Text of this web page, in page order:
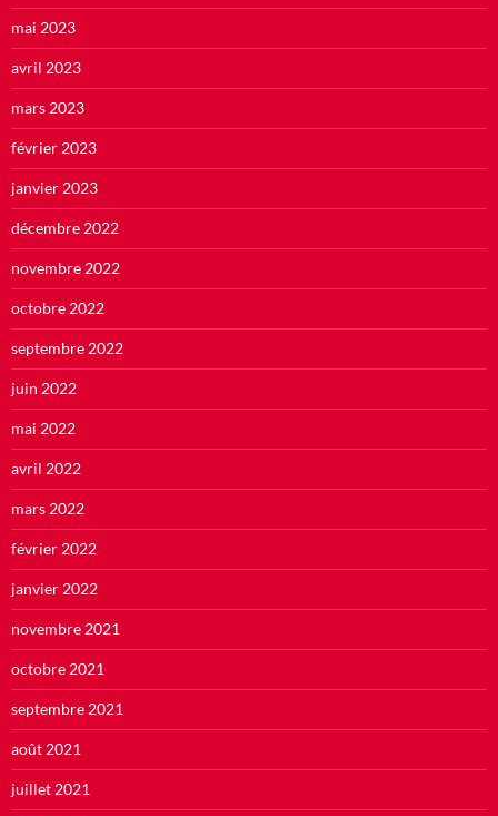
mai 2023
avril 2023
mars 2023
février 2023
janvier 2023
décembre 2022
novembre 2022
octobre 2022
septembre 2022
juin 2022
mai 2022
avril 2022
mars 2022
février 2022
janvier 2022
novembre 2021
octobre 2021
septembre 2021
août 2021
juillet 2021